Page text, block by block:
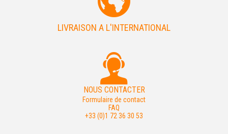
LIVRAISON A L'INTERNATIONAL
NOUS CONTACTER
Formulaire de contact
FAQ
+33 (0)1 72 36 30 53